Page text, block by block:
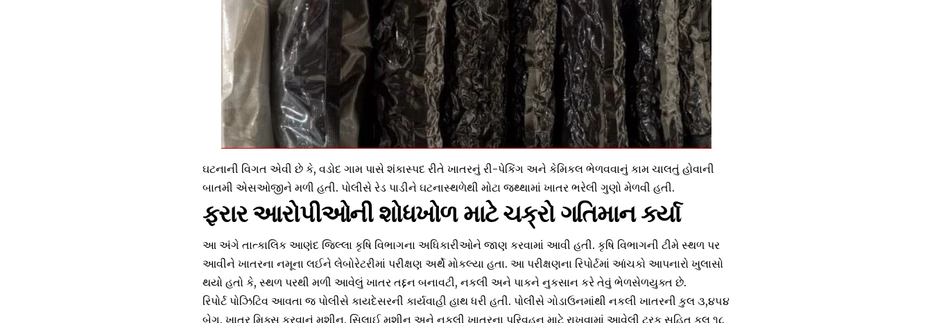
ઘટનાની વિગત એવી છે કે, વડોદ ગામ પાસે શંકાસ્પદ રીતે ખાતરનું રી-પેકિંગ અને કેમિકલ ભેળવવાનું કામ ચાલતું હોવાની
બાતમી એસઓજીને મળી હતી. પોલીસે રેડ પાડીને ઘટનાસ્થળેથી મોટા જથ્થામાં ખાતર ભરેલી ગુણો મેળવી હતી.
ફરાર આરોપીઓની શોધખોળ માટે ચક્રો ગતિમાન કર્યા
આ અંગે તાત્કાલિક આણંદ જિલ્લા કૃષિ વિભાગના અધિકારીઓને જાણ કરવામાં આવી હતી. કૃષિ વિભાગની ટીમે સ્થળ પર
આવીને ખાતરના નમૂના લઈને લેબોરેટરીમાં પરીક્ષણ અર્થે મોકલ્યા હતા. આ પરીક્ષણના રિપોર્ટમાં આંચકો આપનારો ખુલાસો
થયો હતો કે, સ્થળ પરથી મળી આવેલું ખાતર તદ્દન બનાવટી, નકલી અને પાકને નુકસાન કરે તેવું ભેળસેળયુક્ત છે.
રિપોર્ટ પોઝિટિવ આવતા જ પોલીસે કાયદેસરની કાર્યવાહી હાથ ધરી હતી. પોલીસે ગોડાઉનમાંથી નકલી ખાતરની કુલ ૩,૪૫૪
બેગ, ખાતર મિક્સ કરવાનું મશીન, સિલાઈ મશીન અને નકલી ખાતરના પરિવહન માટે રાખવામાં આવેલી ટ્રક સહિત કુલ ૧૮